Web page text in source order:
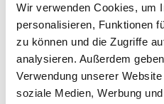
Wir verwenden Cookies, um
personalisieren, Funktionen
zu können und die Zugriffe
analysieren. Außerdem
Verwendung unserer
soziale Medien, Werbung
DID YOU FIND THIS
YES NO